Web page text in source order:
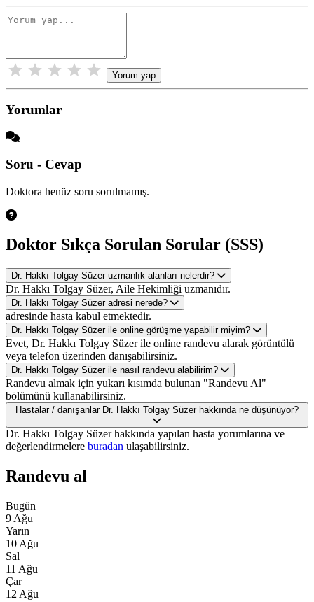
Yorum yap
Yorumlar
Soru - Cevap
Doktora henüz soru sorulmamış.
Doktor Sıkça Sorulan Sorular (SSS)
Dr. Hakkı Tolgay Süzer uzmanlık alanları nelerdir?
Dr. Hakkı Tolgay Süzer, Aile Hekimliği uzmanıdır.
Dr. Hakkı Tolgay Süzer adresi nerede?
adresinde hasta kabul etmektedir.
Dr. Hakkı Tolgay Süzer ile online görüşme yapabilir miyim?
Evet, Dr. Hakkı Tolgay Süzer ile online randevu alarak görüntülü
veya telefon üzerinden danışabilirsiniz.
Dr. Hakkı Tolgay Süzer ile nasıl randevu alabilirim?
Randevu almak için yukarı kısımda bulunan "Randevu Al"
bölümünü kullanabilirsiniz.
Hastalar / danışanlar Dr. Hakkı Tolgay Süzer hakkında ne düşünüyor?
Dr. Hakkı Tolgay Süzer hakkında yapılan hasta yorumlarına ve
değerlendirmelere buradan ulaşabilirsiniz.
Randevu al
Bugün
9 Ağu
Yarın
10 Ağu
Sal
11 Ağu
Çar
12 Ağu